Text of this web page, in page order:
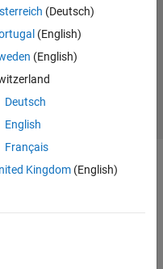
(Deutsch)
(English)
(English)
Deutsch
English
Français
Kingdom(English)